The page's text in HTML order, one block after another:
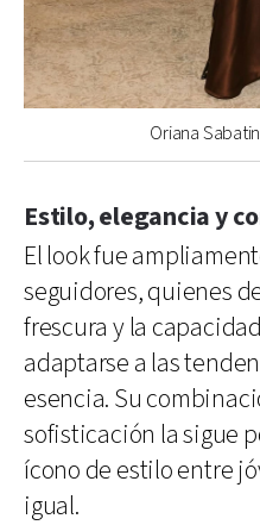
Oriana
Estilo, elegancia y
El look fue
seguidores, quienes
frescura y la
adaptarse a las
esencia. Su
sofisticación la sigue
ícono de estilo entre
igual.